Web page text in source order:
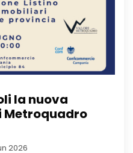
la nuova
Metroquadro
2026